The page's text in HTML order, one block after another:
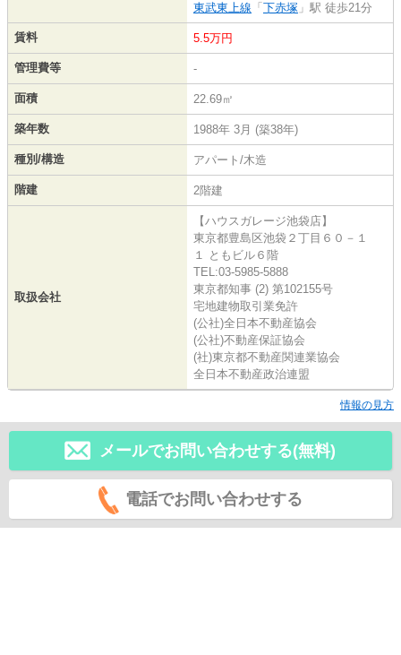
東武東上線 「 下赤塚 」駅 徒歩21分
賃料 5.5万円
管理費等 -
面積 22.69㎡
築年数 1988年 3月 (築38年)
種別/構造 アパート/木造
階建 2階建
取扱会社
【ハウスガレージ池袋店】
東京都豊島区池袋２丁目６０－１
１ ともビル６階
TEL:03-5985-5888
東京都知事 (2) 第102155号
宅地建物取引業免許
(公社)全日本不動産協会
(公社)不動産保証協会
(社)東京都不動産関連業協会
全日本不動産政治連盟
情報の見方
メールでお問い合わせする(無料)
電話でお問い合わせする